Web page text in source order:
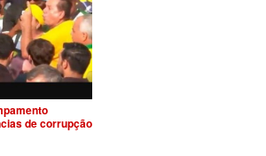
de corrupção